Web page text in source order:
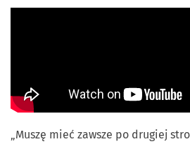
„Muszę mieć zawsze po drugiej